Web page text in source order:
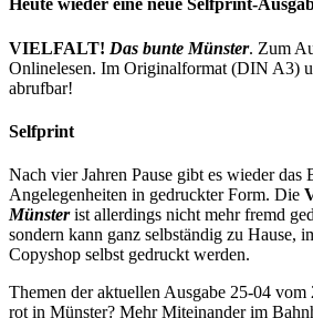
Heute wieder eine neue Selfprint-
VIELFALT! Das bunte Münster. Zum
Onlinelesen. Im Originalformat (DIN A3)
abrufbar!
Selfprint
Nach vier Jahren Pause gibt es wieder
Angelegenheiten in gedruckter Form. Die
Münsterist allerdings nicht mehr fremd
sondern kann ganz selbständig zu Hause,
Copyshop selbst gedruckt werden.
Themen der aktuellen Ausgabe 25-04
rot in Münster? Mehr Miteinander im